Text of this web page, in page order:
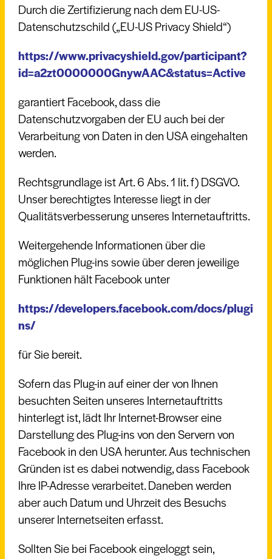
Durch die Zertifizierung nach dem EU-US-
Datenschutzschild („EU-US Privacy Shield“)
https://www.privacyshield.gov/participant?
id=a2zt0000000GnywAAC&status=Active
garantiert Facebook, dass die
Datenschutzvorgaben der EU auch bei der
Verarbeitung von Daten in den USA eingehalten
werden.
Rechtsgrundlage ist Art. 6 Abs. 1 lit. f) DSGVO.
Unser berechtigtes Interesse liegt in der
Qualitätsverbesserung unseres Internetauftritts.
Weitergehende Informationen über die
möglichen Plug-ins sowie über deren jeweilige
Funktionen hält Facebook unter
https://developers.facebook.com/docs/plugi
ns/
für Sie bereit.
Sofern das Plug-in auf einer der von Ihnen
besuchten Seiten unseres Internetauftritts
hinterlegt ist, lädt Ihr Internet-Browser eine
Darstellung des Plug-ins von den Servern von
Facebook in den USA herunter. Aus technischen
Gründen ist es dabei notwendig, dass Facebook
Ihre IP-Adresse verarbeitet. Daneben werden
aber auch Datum und Uhrzeit des Besuchs
unserer Internetseiten erfasst.
Sollten Sie bei Facebook eingeloggt sein,